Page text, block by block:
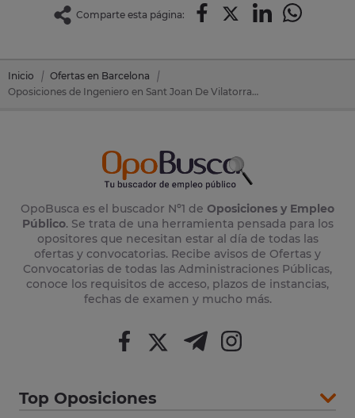
Comparte esta página:
Inicio
Ofertas en Barcelona
Oposiciones de Ingeniero en Sant Joan De Vilatorrada (Barcelona)
OpoBusca es el buscador Nº1 de Oposiciones y Empleo
Público. Se trata de una herramienta pensada para los
opositores que necesitan estar al día de todas las
ofertas y convocatorias. Recibe avisos de Ofertas y
Convocatorias de todas las Administraciones Públicas,
conoce los requisitos de acceso, plazos de instancias,
fechas de examen y mucho más.
Top Oposiciones